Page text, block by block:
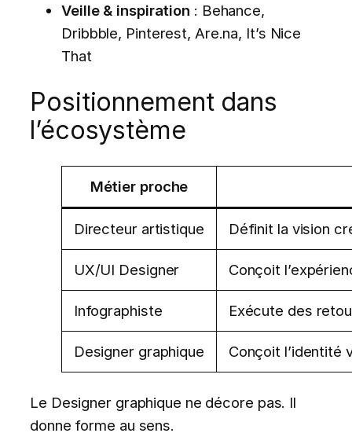
Veille & inspiration : Behance,
Dribbble, Pinterest, Are.na, It’s Nice
That
Positionnement dans
l’écosystème
Métier proche
Directeur artistique Définit la vision
UX/UI Designer Conçoit
Infographiste Exécute des
Designer graphique Conçoit l’identité
Le Designer graphique ne décore pas. Il
donne forme au sens.